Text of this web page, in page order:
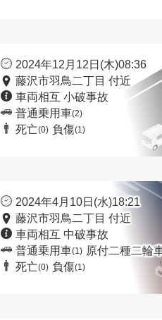
2024年12月12日(木)08:36
藤沢市羽鳥二丁目 付近
車両相互 小破事故
普通乗用車(2)
死亡(0) 負傷(1)
2024年4月10日(水)18:21
藤沢市羽鳥二丁目 付近
車両相互 中破事故
普通乗用車(1) 原付二種二輪
死亡(0) 負傷(1)